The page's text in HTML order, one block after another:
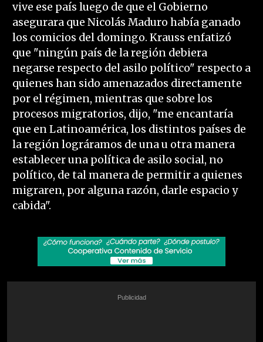
vive ese país luego de que el Gobierno
asegurara que Nicolás Maduro había ganado
los comicios del domingo. Krauss enfatizó
que "ningún país de la región debiera
negarse respecto del asilo político" respecto a
quienes han sido amenazados directamente
por el régimen, mientras que sobre los
procesos migratorios, dijo, "me encantaría
que en Latinoamérica, los distintos países de
la región lográramos de una u otra manera
establecer una política de asilo social, no
político, de tal manera de permitir a quienes
migraren, por alguna razón, darle espacio y
cabida".